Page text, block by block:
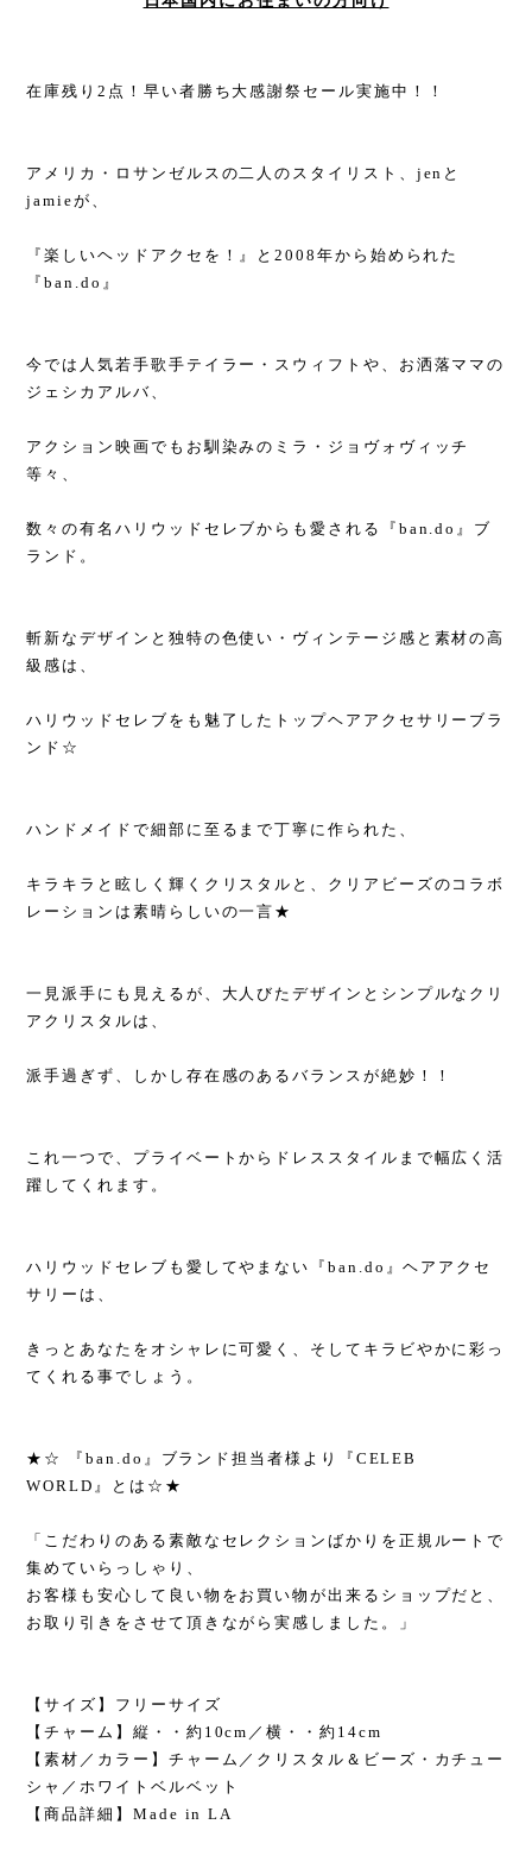
在庫残り2点！早い者勝ち大感謝祭セール実施中！！
アメリカ・ロサンゼルスの二人のスタイリスト、jenと
jamieが、
『楽しいヘッドアクセを！』と2008年から始められた
『ban.do』
今では人気若手歌手テイラー・スウィフトや、お洒落ママの
ジェシカアルバ、
アクション映画でもお馴染みのミラ・ジョヴォヴィッチ
等々、
数々の有名ハリウッドセレブからも愛される『ban.do』ブ
ランド。
斬新なデザインと独特の色使い・ヴィンテージ感と素材の高
級感は、
ハリウッドセレブをも魅了したトップヘアアクセサリーブラ
ンド☆
ハンドメイドで細部に至るまで丁寧に作られた、
キラキラと眩しく輝くクリスタルと、クリアビーズのコラボ
レーションは素晴らしいの一言★
一見派手にも見えるが、大人びたデザインとシンプルなクリ
アクリスタルは、
派手過ぎず、しかし存在感のあるバランスが絶妙！！
これ一つで、プライベートからドレススタイルまで幅広く活
躍してくれます。
ハリウッドセレブも愛してやまない『ban.do』ヘアアクセ
サリーは、
きっとあなたをオシャレに可愛く、そしてキラビやかに彩っ
てくれる事でしょう。
★☆ 『ban.do』ブランド担当者様より『CELEB
WORLD』とは☆★
「こだわりのある素敵なセレクションばかりを正規ルートで
集めていらっしゃり、
お客様も安心して良い物をお買い物が出来るショップだと、
お取り引きをさせて頂きながら実感しました。」
【サイズ】フリーサイズ
【チャーム】縦・・約10cm／横・・約14cm
【素材／カラー】チャーム／クリスタル＆ビーズ・カチュー
シャ／ホワイトベルベット
【商品詳細】Made in LA